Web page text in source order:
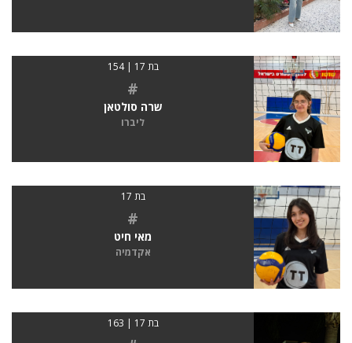
בת 17 | 154
#
שרה סולטאן
ליברו
בת 17
#
מאי חיט
אקדמיה
בת 17 | 163